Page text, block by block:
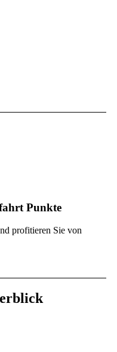
Punkte
profitieren Sie von